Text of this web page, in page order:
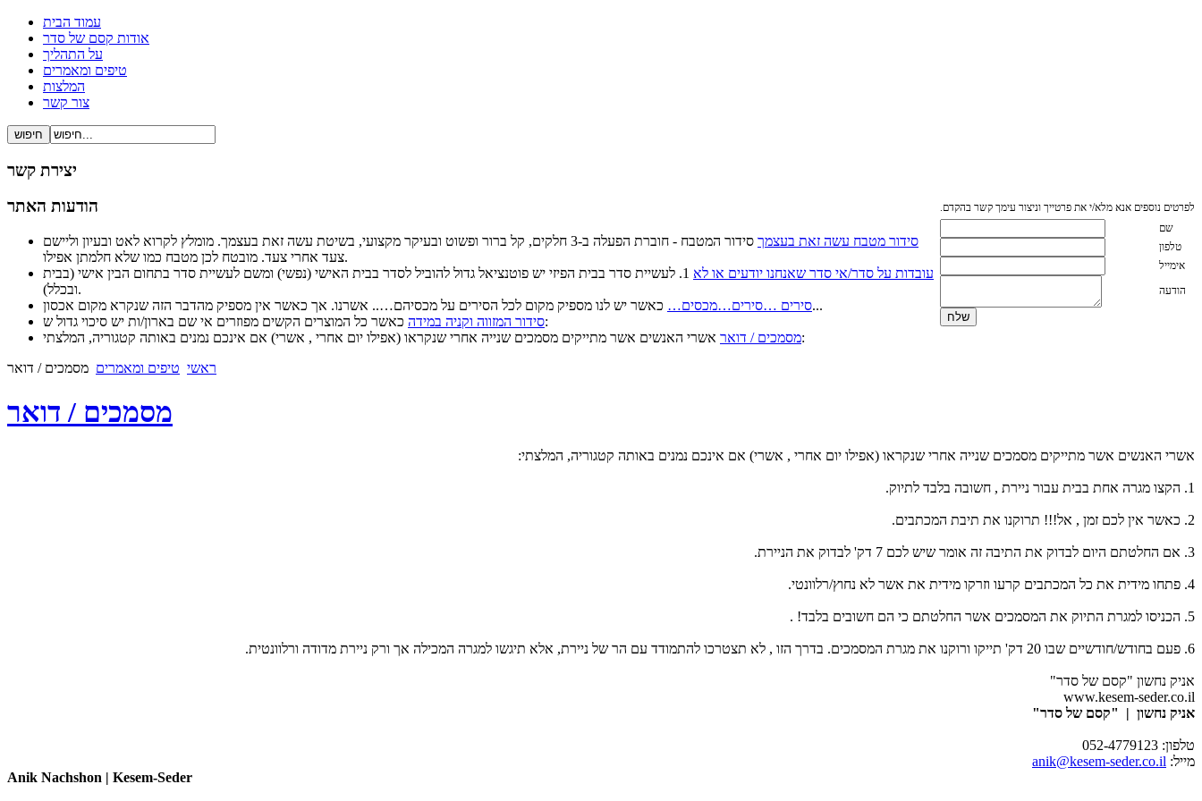
עמוד הבית
אודות קסם של סדר
על התהליך
טיפים ומאמרים
המלצות
צור קשר
יצירת קשר
לפרטים נוספים אנא מלא/י את פרטייך וניצור עימך קשר בהקדם.
שם
טלפון
אימייל
הודעה
הודעות האתר
סידור מטבח עשה זאת בעצמך
סידור המטבח - חוברת הפעלה ב-3 חלקים, קל ברור ופשוט ובעיקר מקצועי, בשיטת עשה זאת בעצמך. מומלץ לקרוא לאט ובעיון וליישם
צעד אחרי צעד. מובטח לכן מטבח כמו שלא חלמתן אפילו.
עובדות על סדר/אי סדר שאנחנו יודעים או לא
1. לעשיית סדר בבית הפיזי יש פוטנציאל גדול להוביל לסדר בבית האישי (נפשי) ומשם לעשיית סדר בתחום הבין אישי (בבית
ובכלל).
סירים …סירים…מכסים…כאשר יש לנו מספיק מקום לכל הסירים על מכסיהם….. אשרנו. אך כאשר אין מספיק מהדבר הזה שנקרא מקום אכסון...
סידור המזווה וקניה במידהכאשר כל המוצרים הקשים מפוזרים אי שם בארון/ות יש סיכוי גדול ש:
מסמכים / דואראשרי האנשים אשר מתייקים מסמכים שנייה אחרי שנקראו (אפילו יום אחרי , אשרי) אם אינכם נמנים באותה קטגוריה, המלצתי:
ראשי טיפים ומאמרים מסמכים / דואר
מסמכים / דואר
אשרי האנשים אשר מתייקים מסמכים שנייה אחרי שנקראו (אפילו יום אחרי , אשרי) אם אינכם נמנים באותה קטגוריה, המלצתי:
1. הקצו מגרה אחת בבית עבור ניירת , חשובה בלבד לתיוק.
2. כאשר אין לכם זמן , אל!!! תרוקנו את תיבת המכתבים.
3. אם החלטתם היום לבדוק את התיבה זה אומר שיש לכם 7 דק' לבדוק את הניירת.
4. פתחו מידית את כל המכתבים קרעו וזרקו מידית את אשר לא נחוץ/רלוונטי.
5. הכניסו למגרת התיוק את המסמכים אשר החלטתם כי הם חשובים בלבד! .
6. פעם בחודש/חודשיים שבו 20 דק' תייקו ורוקנו את מגרת המסמכים. בדרך הזו , לא תצטרכו להתמודד עם הר של ניירת, אלא תיגשו למגרה המכילה אך ורק ניירת מדודה ורלוונטית.
אניק נחשון "קסם של סדר"
www.kesem-seder.co.il
אניק נחשון | "קסם של סדר"
טלפון: 052-4779123
מייל: anik@kesem-seder.co.il
Anik Nachshon | Kesem-Seder